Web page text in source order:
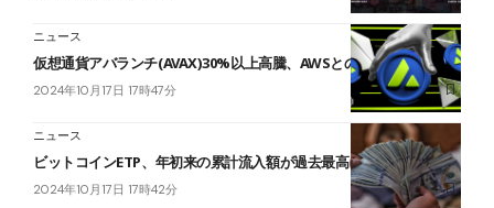
ニュース
仮想通貨アバランチ(AVAX)30%以上高騰、AWSとの提携影響か
2024年10月17日 17時47分
ニュース
ビットコインETP、年初来の累計流入額が過去最高に＝Coinshares
2024年10月17日 17時42分